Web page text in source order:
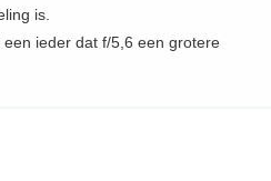
is.
ieder dat f/5,6 een grotere